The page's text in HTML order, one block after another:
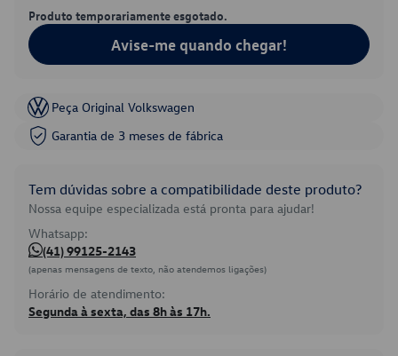
Produto temporariamente esgotado.
Avise-me quando chegar!
Peça Original Volkswagen
Garantia de 3 meses de fábrica
Tem dúvidas sobre a compatibilidade deste produto?
Nossa equipe especializada está pronta para ajudar!
Whatsapp:
(41) 99125-2143
(apenas mensagens de texto, não atendemos ligações)
Horário de atendimento:
Segunda à sexta, das 8h às 17h.